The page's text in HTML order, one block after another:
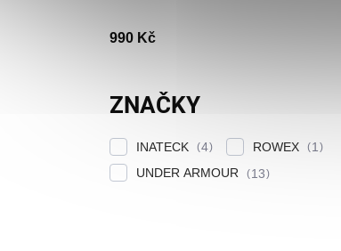
990 Kč
ZNAČKY
INATECK 4 ROWEX
1
UNDER ARMOUR
13